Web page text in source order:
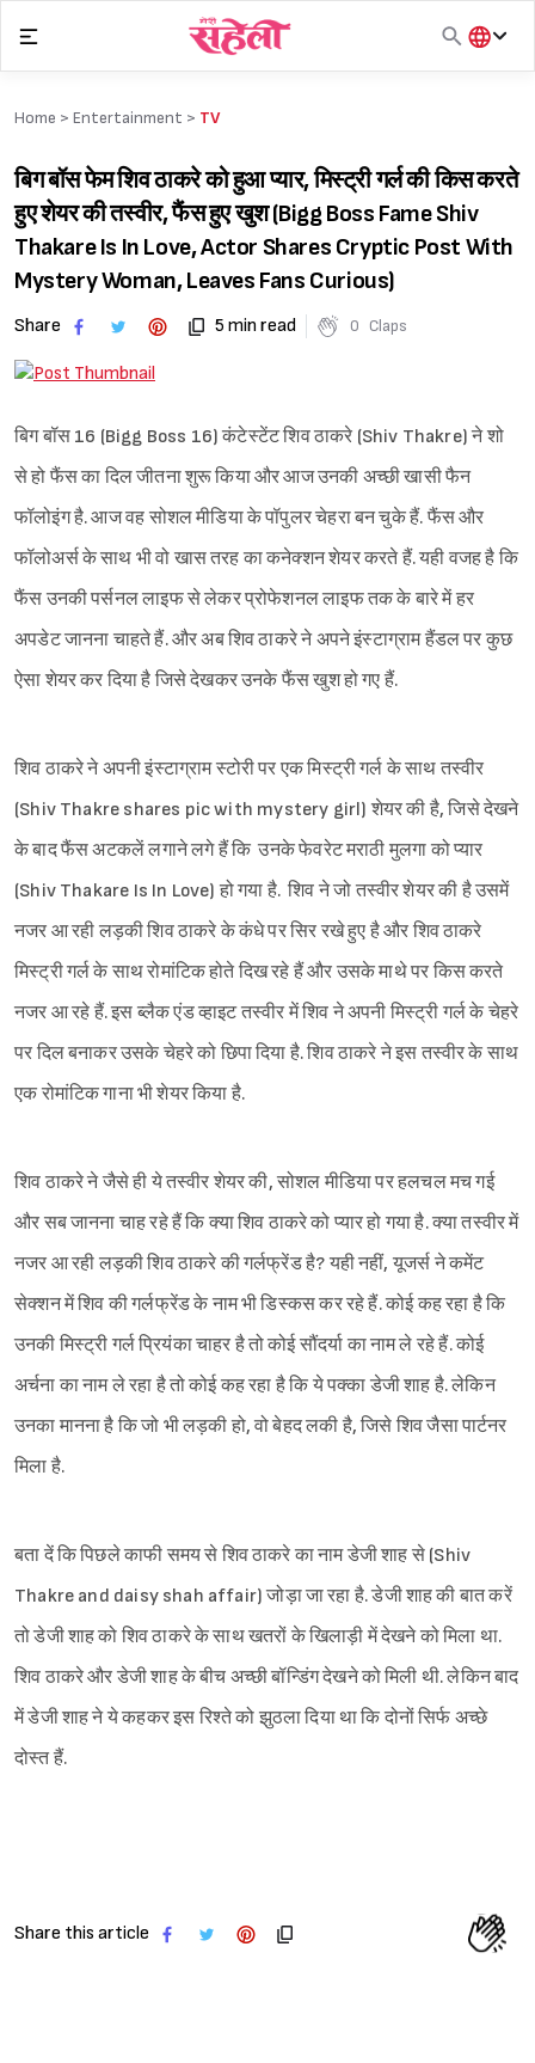
content
हिंदी
Home > Entertainment > TV
बिग बॉस फेम शिव ठाकरे को हुआ प्यार, मिस्ट्री गर्ल की किस करते
हुए शेयर की तस्वीर, फैंस हुए खुश (Bigg Boss Fame Shiv
Thakare Is In Love, Actor Shares Cryptic Post With
Mystery Woman, Leaves Fans Curious)
Share 5 min read 0 Claps
बिग बॉस 16 (Bigg Boss 16) कंटेस्टेंट शिव ठाकरे (Shiv Thakre) ने शो
से हो फैंस का दिल जीतना शुरू किया और आज उनकी अच्छी खासी फैन
फॉलोइंग है. आज वह सोशल मीडिया के पॉपुलर चेहरा बन चुके हैं. फैंस और
फॉलोअर्स के साथ भी वो खास तरह का कनेक्शन शेयर करते हैं. यही वजह है कि
फैंस उनकी पर्सनल लाइफ से लेकर प्रोफेशनल लाइफ तक के बारे में हर
अपडेट जानना चाहते हैं. और अब शिव ठाकरे ने अपने इंस्टाग्राम हैंडल पर कुछ
ऐसा शेयर कर दिया है जिसे देखकर उनके फैंस खुश हो गए हैं.
शिव ठाकरे ने अपनी इंस्टाग्राम स्टोरी पर एक मिस्ट्री गर्ल के साथ तस्वीर
(Shiv Thakre shares pic with mystery girl) शेयर की है, जिसे देखने
के बाद फैंस अटकलें लगाने लगे हैं कि उनके फेवरेट मराठी मुलगा को प्यार
(Shiv Thakare Is In Love) हो गया है. शिव ने जो तस्वीर शेयर की है उसमें
नजर आ रही लड़की शिव ठाकरे के कंधे पर सिर रखे हुए है और शिव ठाकरे
मिस्ट्री गर्ल के साथ रोमांटिक होते दिख रहे हैं और उसके माथे पर किस करते
नजर आ रहे हैं. इस ब्लैक एंड व्हाइट तस्वीर में शिव ने अपनी मिस्ट्री गर्ल के चेहरे
पर दिल बनाकर उसके चेहरे को छिपा दिया है. शिव ठाकरे ने इस तस्वीर के साथ
एक रोमांटिक गाना भी शेयर किया है.
शिव ठाकरे ने जैसे ही ये तस्वीर शेयर की, सोशल मीडिया पर हलचल मच गई
और सब जानना चाह रहे हैं कि क्या शिव ठाकरे को प्यार हो गया है. क्या तस्वीर में
नजर आ रही लड़की शिव ठाकरे की गर्लफ्रेंड है? यही नहीं, यूजर्स ने कमेंट
सेक्शन में शिव की गर्लफ्रेंड के नाम भी डिस्कस कर रहे हैं. कोई कह रहा है कि
उनकी मिस्ट्री गर्ल प्रियंका चाहर है तो कोई सौंदर्या का नाम ले रहे हैं. कोई
अर्चना का नाम ले रहा है तो कोई कह रहा है कि ये पक्का डेजी शाह है. लेकिन
उनका मानना है कि जो भी लड़की हो, वो बेहद लकी है, जिसे शिव जैसा पार्टनर
मिला है.
बता दें कि पिछले काफी समय से शिव ठाकरे का नाम डेजी शाह से (Shiv
Thakre and daisy shah affair) जोड़ा जा रहा है. डेजी शाह की बात करें
तो डेजी शाह को शिव ठाकरे के साथ खतरों के खिलाड़ी में देखने को मिला था.
शिव ठाकरे और डेजी शाह के बीच अच्छी बॉन्डिंग देखने को मिली थी. लेकिन बाद
में डेजी शाह ने ये कहकर इस रिश्ते को झुठला दिया था कि दोनों सिर्फ अच्छे
दोस्त हैं.
Share this article